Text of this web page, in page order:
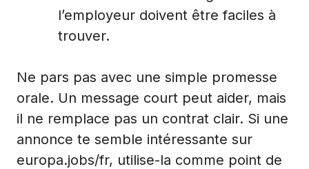
l’employeur doivent être faciles à
trouver.
Ne pars pas avec une simple promesse
orale. Un message court peut aider, mais
il ne remplace pas un contrat clair. Si une
annonce te semble intéressante sur
europa.jobs/fr, utilise-la comme point de